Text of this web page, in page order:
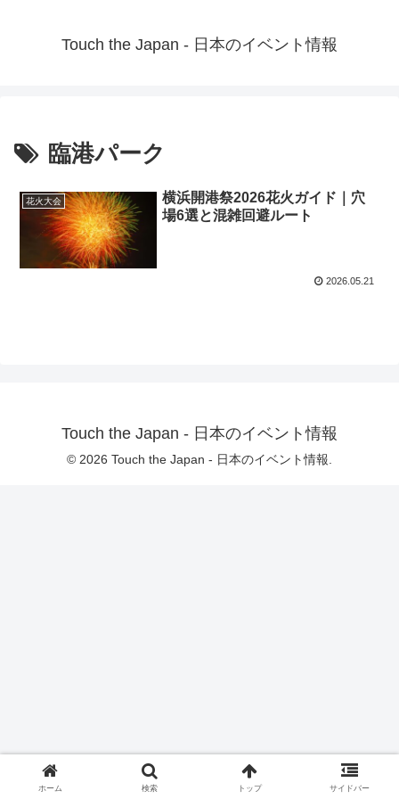
Touch the Japan - 日本のイベント情報
臨港パーク
花火大会
横浜開港祭2026花火ガイド｜穴
場6選と混雑回避ルート
2026.05.21
Touch the Japan - 日本のイベント情報
© 2026 Touch the Japan - 日本のイベント情報.
ホーム 検索 トップ サイドバー